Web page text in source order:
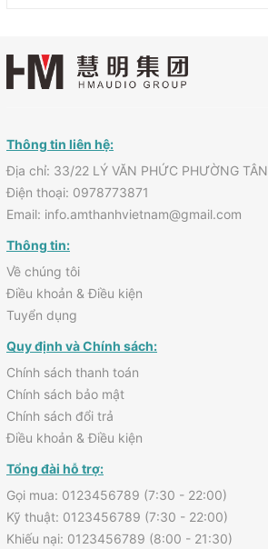
Thông tin liên hệ:
Địa chỉ: 33/22 LÝ VĂN PHỨC PHƯỜNG
Điện thoại: 0978773871
Email: info.amthanhvietnam@gmail.com
Thông tin:
Về chúng tôi
Điều khoản & Điều kiện
Tuyển dụng
Quy định và Chính sách:
Chính sách thanh toán
Chính sách bảo mật
Chính sách đổi trả
Điều khoản & Điều kiện
Tổng đài hỗ trợ:
Gọi mua: 0123456789 (7:30 - 22:00)
Kỹ thuật: 0123456789 (7:30 - 22:00)
Khiếu nại: 0123456789 (8:00 - 21:30)